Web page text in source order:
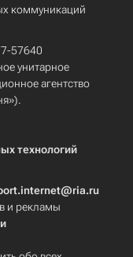
коммуникаций
57640
унитарное
агентство
технологий
и рекламы